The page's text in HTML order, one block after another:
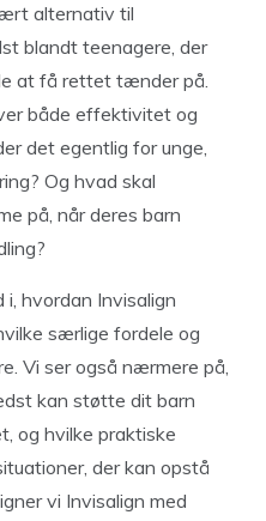
alternativ til
blandt teenagere, der
at få rettet tænder på.
både effektivitet og
det egentlig for unge,
Og hvad skal
på, når deres barn
hvordan Invisalign
særlige fordele og
Vi ser også nærmere på,
kan støtte dit barn
og hvilke praktiske
der kan opstå
vi Invisalign med